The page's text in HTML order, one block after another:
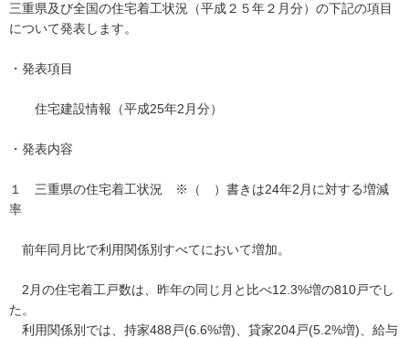
三重県及び全国の住宅着工状況（平成２５年２月分）の下記の項目
について発表します。
・発表項目
住宅建設情報（平成25年2月分）
・発表内容
１ 三重県の住宅着工状況 ※（ ）書きは24年2月に対する増減
率
前年同月比で利用関係別すべてにおいて増加。
2月の住宅着工戸数は、昨年の同じ月と比べ12.3%増の810戸でし
た。
利用関係別では、持家488戸(6.6%増)、貸家204戸(5.2%増)、給与